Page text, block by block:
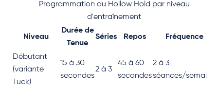
Programmation du Hollow Hold par niveau
d'entraînement
Niveau
Durée de
Tenue
Séries Repos Fréquence
Débutant
(variante
Tuck)
15 à 30
secondes
2 à 3
45 à 60
secondes
2 à 3
séances/semaine